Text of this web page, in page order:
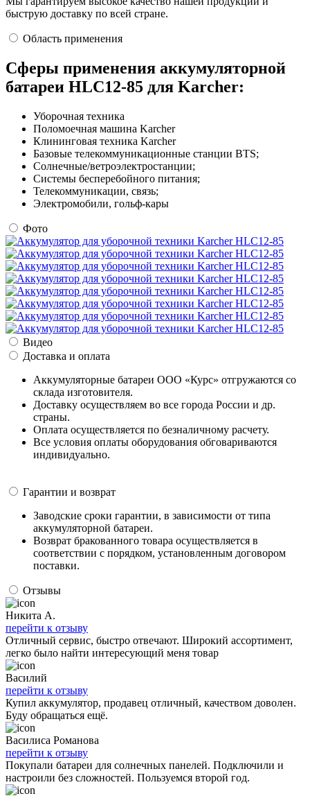
быструю доставку по всей стране.
Область применения
Сферы применения аккумуляторной
батареи HLC12-85 для Karcher:
Уборочная техника
Поломоечная машина Karcher
Клининговая техника Karcher
Базовые телекоммуникационные станции BTS;
Солнечные/ветроэлектростанции;
Системы бесперебойного питания;
Телекоммуникации, связь;
Электромобили, гольф-кары
Фото
Видео
Доставка и оплата
Аккумуляторные батареи ООО «Курс» отгружаются со
склада изготовителя.
Доставку осуществляем во все города России и др.
страны.
Оплата осуществляется по безналичному расчету.
Все условия оплаты оборудования обговариваются
индивидуально.
Гарантии и возврат
Заводские сроки гарантии, в зависимости от типа
аккумуляторной батареи.
Возврат бракованного товара осуществляется в
соответствии с порядком, установленным договором
поставки.
Отзывы
Никита А.
перейти к отзыву
Отличный сервис, быстро отвечают. Широкий ассортимент,
легко было найти интересующий меня товар
Василий
перейти к отзыву
Купил аккумулятор, продавец отличный, качеством доволен.
Буду обращаться ещё.
Василиса Романова
перейти к отзыву
Покупали батареи для солнечных панелей. Подключили и
настроили без сложностей. Пользуемся второй год.